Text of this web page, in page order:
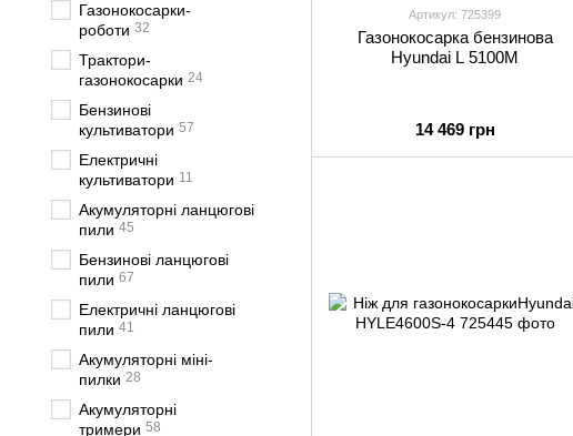
Артикул: 725399
Газонокосарка бензинова
Hyundai L 5100M
14 469 грн
Газонокосарки-
роботи 32
Трактори-
газонокосарки 24
Бензинові
культиватори 57
Електричні
культиватори 11
Акумуляторні ланцюгові
пили 45
Бензинові ланцюгові
пили 67
Електричні ланцюгові
пили 41
Акумуляторні міні-
пилки 28
Акумуляторні
тримери 58